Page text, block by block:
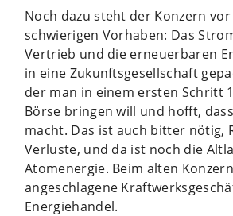
Noch dazu steht der Konzern
schwierigen Vorhaben: Das
Vertrieb und die erneuerbaren
in eine Zukunftsgesellschaft
der man in einem ersten Schritt
Börse bringen will und hofft,
macht. Das ist auch bitter nötig,
Verluste, und da ist noch die
Atomenergie. Beim alten
angeschlagene
Energiehandel.